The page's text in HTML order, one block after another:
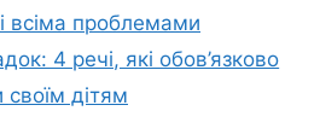
всіма проблемами
4 речі, які обов’язково
своїм дітям